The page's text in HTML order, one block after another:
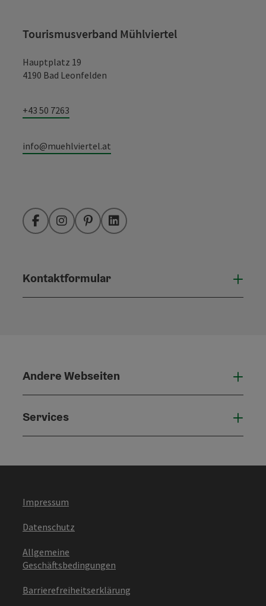
Tourismusverband Mühlviertel
Hauptplatz 19
4190 Bad Leonfelden
+43 50 7263
info@muehlviertel.at
FacebookInstagramPinterestLinkedIn
Kontaktformular
Andere Webseiten
Services
Impressum
Datenschutz
Allgemeine
Geschäftsbedingungen
Barrierefreiheitserklärung